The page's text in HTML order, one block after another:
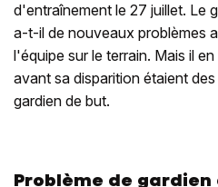
d'entraînement le 27 juillet. Le
a-t-il de nouveaux problèmes
l'équipe sur le terrain. Mais il
avant sa disparition étaient
gardien de but.
Problème de